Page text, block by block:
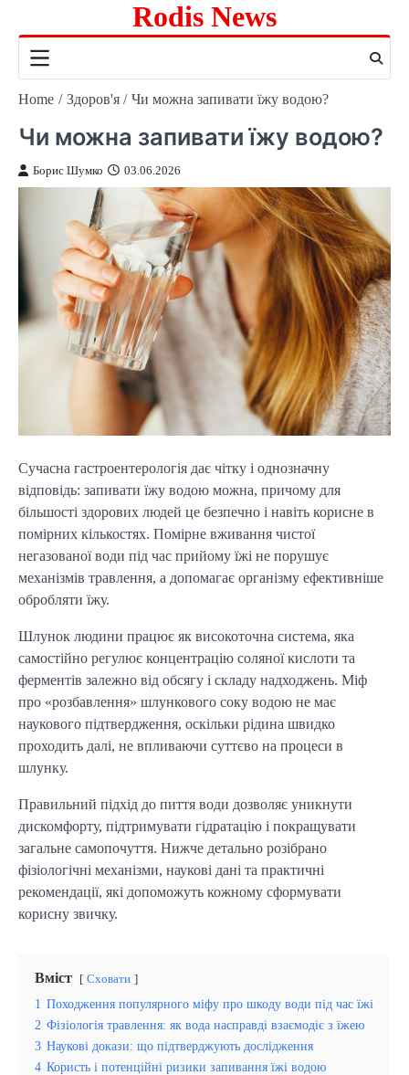
content
Rodis News
Home Здоров'я Чи можна запивати їжу водою?
Чи можна запивати їжу водою?
Борис Шумко 03.06.2026
Сучасна гастроентерологія дає чітку і однозначну
відповідь: запивати їжу водою можна, причому для
більшості здорових людей це безпечно і навіть корисне в
помірних кількостях. Помірне вживання чистої
негазованої води під час прийому їжі не порушує
механізмів травлення, а допомагає організму ефективніше
обробляти їжу.
Шлунок людини працює як високоточна система, яка
самостійно регулює концентрацію соляної кислоти та
ферментів залежно від обсягу і складу надходжень. Міф
про «розбавлення» шлункового соку водою не має
наукового підтвердження, оскільки рідина швидко
проходить далі, не впливаючи суттєво на процеси в
шлунку.
Правильний підхід до пиття води дозволяє уникнути
дискомфорту, підтримувати гідратацію і покращувати
загальне самопочуття. Нижче детально розібрано
фізіологічні механізми, наукові дані та практичні
рекомендації, які допоможуть кожному сформувати
корисну звичку.
Вміст Сховати
1 Походження популярного міфу про шкоду води під час їжі
2 Фізіологія травлення: як вода насправді взаємодіє з їжею
3 Наукові докази: що підтверджують дослідження
4 Користь і потенційні ризики запивання їжі водою